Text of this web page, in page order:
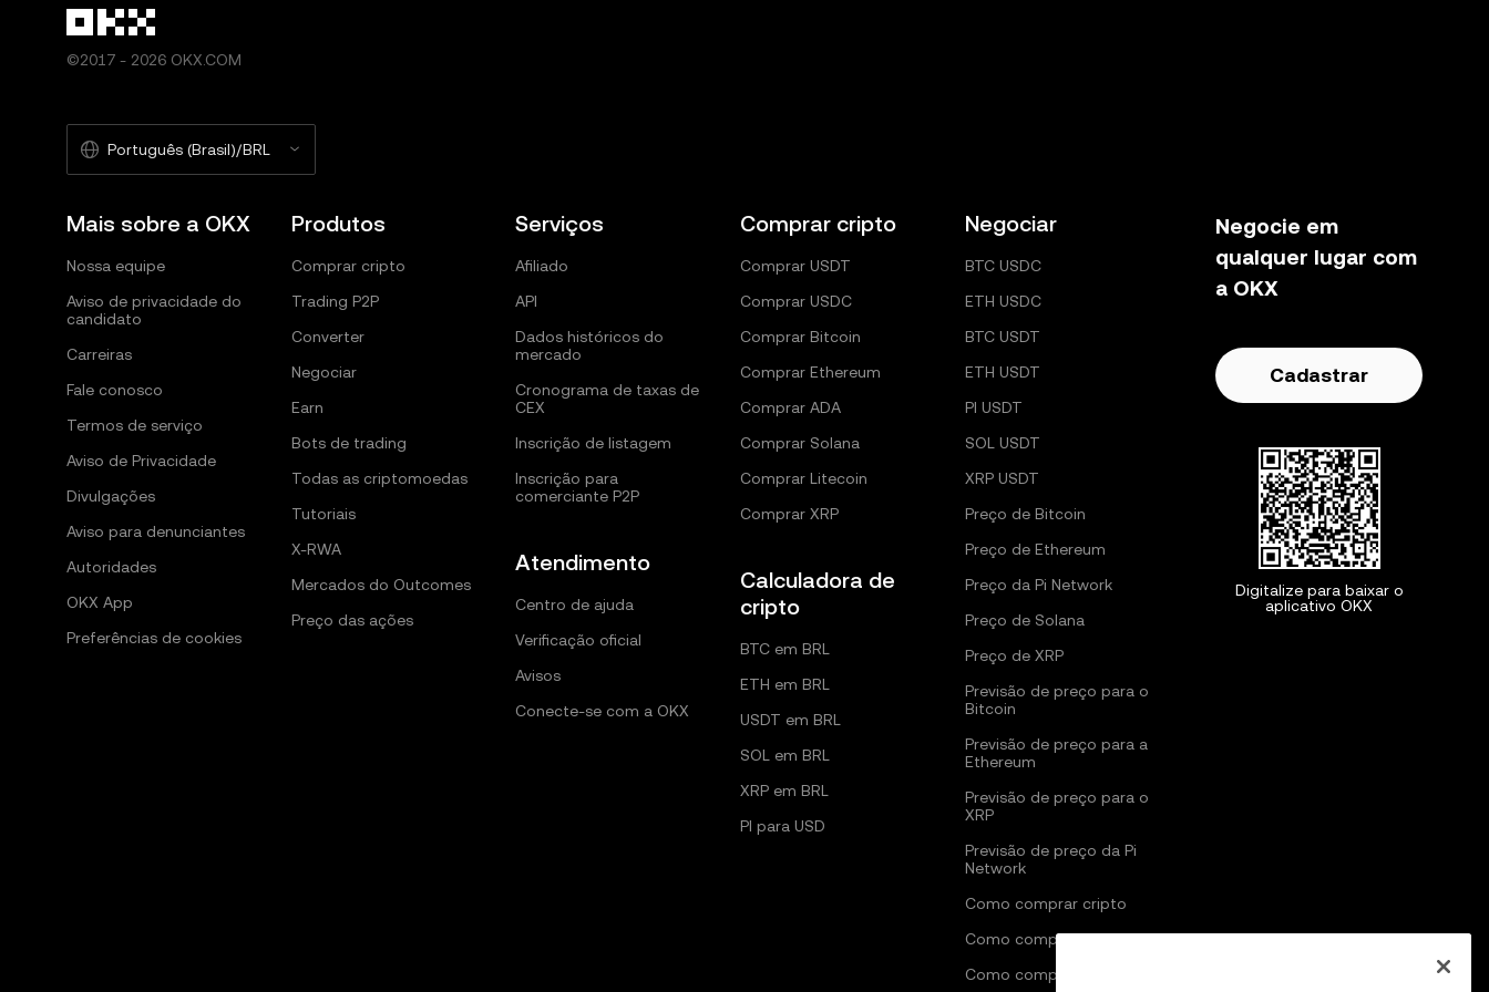
©2017 - 2026 OKX.COM
Português (Brasil)/BRL
Mais sobre a OKX
Nossa equipe
Aviso de privacidade do
candidato
Carreiras
Fale conosco
Termos de serviço
Aviso de Privacidade
Divulgações
Aviso para denunciantes
Autoridades
OKX App
Preferências de cookies
Produtos
Comprar cripto
Trading P2P
Converter
Negociar
Earn
Bots de trading
Todas as criptomoedas
Tutoriais
X-RWA
Mercados do Outcomes
Preço das ações
Serviços
Afiliado
API
Dados históricos do
mercado
Cronograma de taxas de
CEX
Inscrição de listagem
Inscrição para
comerciante P2P
Atendimento
Centro de ajuda
Verificação oficial
Avisos
Conecte-se com a OKX
Comprar cripto
Comprar USDT
Comprar USDC
Comprar Bitcoin
Comprar Ethereum
Comprar ADA
Comprar Solana
Comprar Litecoin
Comprar XRP
Calculadora de
cripto
BTC em BRL
ETH em BRL
USDT em BRL
SOL em BRL
XRP em BRL
PI para USD
Negociar
BTC USDC
ETH USDC
BTC USDT
ETH USDT
PI USDT
SOL USDT
XRP USDT
Preço de Bitcoin
Preço de Ethereum
Preço da Pi Network
Preço de Solana
Preço de XRP
Previsão de preço para o
Bitcoin
Previsão de preço para a
Ethereum
Previsão de preço para o
XRP
Previsão de preço da Pi
Network
Como comprar cripto
Como comprar Bitcoin
Como comprar Ethereum
Negocie em
qualquer lugar com
a OKX
Cadastrar
Digitalize para baixar o
aplicativo OKX